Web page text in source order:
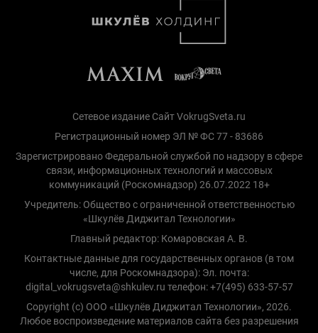
Сетевое издание Сайт VokrugSveta.ru
Регистрационный номер ЭЛ № ФС 77 - 83686
Зарегистрировано Федеральной службой по надзору в сфере
связи, информационных технологий и массовых
коммуникаций (Роскомнадзор) 26.07.2022 18+
Учредитель: Общество с ограниченной ответственностью
«Шкулёв Диджитал Технологии»
Главный редактор: Комаровская А. В.
Контактные данные для государственных органов (в том
числе, для Роскомнадзора): Эл. почта:
digital_vokrugsveta@shkulev.ru телефон: +7(495) 633-57-57
Copyright (с) ООО «Шкулёв Диджитал Технологии», 2026.
Любое воспроизведение материалов сайта без разрешения